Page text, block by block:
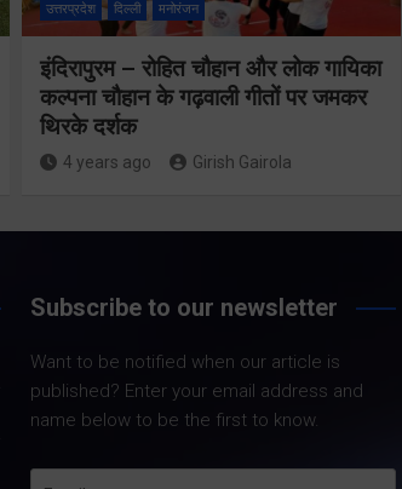
उत्तरप्रदेश दिल्ली मनोरंजन
इंदिरापुरम – रोहित चौहान और लोक गायिका
कल्पना चौहान के गढ़वाली गीतों पर जमकर
थिरके दर्शक
4 years ago Girish Gairola
Subscribe to our newsletter
Want to be notified when our article is
published? Enter your email address and
name below to be the first to know.
मुख्यमंत्री से
महानिदेशक
एनसीसी ने की
शिष्टाचार भेंट
महानिदेशक लेफ्टिनेंट जनरल
नई दिल्ली स्थित उत्तराखण्ड